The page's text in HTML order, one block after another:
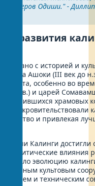
мастеров Одиши." -
развития
связано с историей и
Ашоки (III век до
особенно во
XIII вв.) и царей
храмовых
покровительствовали
и привлекая
Калинги достигли
и политические влияния
эволюцию
культовым
и техническим